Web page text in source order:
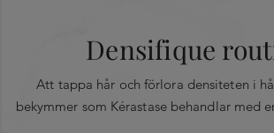
hårbotten. 3. Fördela jämnt i håret
som vanligt. 4. Massera ner
med fingertopparna och arbeta dig
möjliggör interaktion och väcker sovande
Complex Glycan: Får håret att se tjockare
Vitamins B3, B5 & B6 : Ökar hårsäckarnas
Texturizing Polymer: Omedelbar
Densifique
Att tappa hår och förlora densiteten i
bekymmer som Kérastase behandlar med